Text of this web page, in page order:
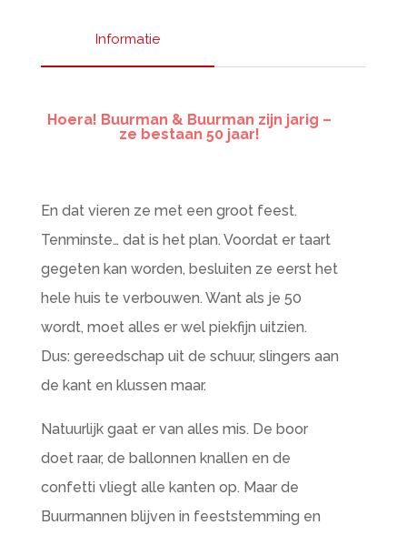
Informatie
Hoera! Buurman & Buurman zijn jarig –
ze bestaan 50 jaar!
En dat vieren ze met een groot feest.
Tenminste… dat is het plan. Voordat er taart
gegeten kan worden, besluiten ze eerst het
hele huis te verbouwen. Want als je 50
wordt, moet alles er wel piekfijn uitzien.
Dus: gereedschap uit de schuur, slingers aan
de kant en klussen maar.
Natuurlijk gaat er van alles mis. De boor
doet raar, de ballonnen knallen en de
confetti vliegt alle kanten op. Maar de
Buurmannen blijven in feeststemming en